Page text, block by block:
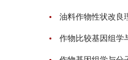
油料作物性状改良
作物比较基因组学